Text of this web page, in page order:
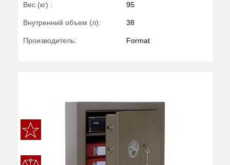
Вес (кг) : 95
Внутренний объем (л): 38
Производитель: Format